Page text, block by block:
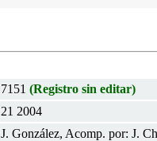
7151 (Registro sin editar)
21 2004
J. González, Acomp. por: J.